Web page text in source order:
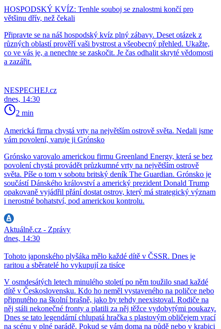
HOSPODSKÝ KVÍZ: Tenhle souboj se znalostmi končí pro
většinu dřív, než čekali
Připravte se na náš hospodský kvíz plný zábavy. Deset otázek z
různých oblastí prověří vaši bystrost a všeobecný přehled. Ukažte,
co ve vás je, a nenechte se zaskočit. Je čas odhalit skryté vědomosti
a zazářit.
NESPECHEJ.cz
dnes, 14:30
2 min
Americká firma chystá vrty na největším ostrově světa. Nedali jsme
vám povolení, varuje ji Grónsko
Grónsko varovalo americkou firmu Greenland Energy, která se bez
povolení chystá provádět průzkumné vrty na největším ostrově
světa. Píše o tom v sobotu britský deník The Guardian. Grónsko je
součástí Dánského království a americký prezident Donald Trump
opakovaně vyjádřil přání dostat ostrov, který má strategický význam
i nerostné bohatství, pod americkou kontrolu.
Aktuálně.cz - Zprávy
dnes, 14:30
Tohoto japonského plyšáka mělo každé dítě v ČSSR. Dnes je
raritou a sběratelé ho vykupují za tisíce
V osmdesátých letech minulého století po něm toužilo snad každé
dítě v Československu. Kdo ho neměl vystaveného na poličce nebo
připnutého na školní brašně, jako by tehdy neexistoval. Rodiče na
něj stáli nekonečné fronty a platili za něj těžce vydobytými poukazy.
Dnes se tato legendární chlupatá hračka s plastovým obličejem vrací
na scénu v plné parádě. Pokud se vám doma na půdě nebo v krabici